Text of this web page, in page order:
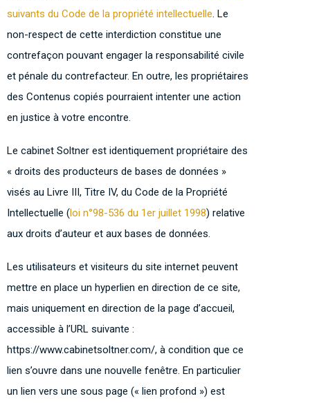
suivants du Code de la propriété intellectuelle. Le
non-respect de cette interdiction constitue une
contrefaçon pouvant engager la responsabilité civile
et pénale du contrefacteur. En outre, les propriétaires
des Contenus copiés pourraient intenter une action
en justice à votre encontre.
Le cabinet Soltner est identiquement propriétaire des
« droits des producteurs de bases de données »
visés au Livre III, Titre IV, du Code de la Propriété
Intellectuelle (loi n°98-536 du 1er juillet 1998) relative
aux droits d’auteur et aux bases de données.
Les utilisateurs et visiteurs du site internet peuvent
mettre en place un hyperlien en direction de ce site,
mais uniquement en direction de la page d’accueil,
accessible à l’URL suivante :
https://www.cabinetsoltner.com/, à condition que ce
lien s’ouvre dans une nouvelle fenêtre. En particulier
un lien vers une sous page (« lien profond ») est